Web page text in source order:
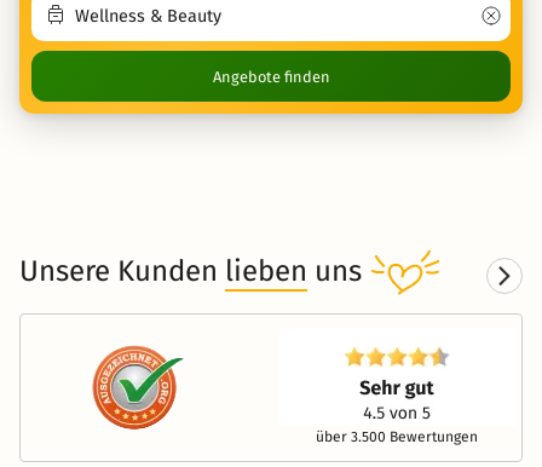
Angebote finden
Unsere Kunden lieben uns
über 3.500 Bewertungen